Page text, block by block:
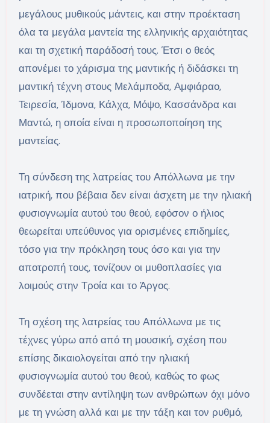
μεγάλους μυθικούς μάντεις, και στην προέκταση
όλα τα μεγάλα μαντεία της ελληνικής αρχαιότητας
και τη σχετική παράδοσή τους. Έτσι ο θεός
απονέμει το χάρισμα της μαντικής ή διδάσκει τη
μαντική τέχνη στους Μελάμποδα, Αμφιάραο,
Τειρεσία, Ίδμονα, Κάλχα, Μόψο, Κασσάνδρα και
Μαντώ, η οποία είναι η προσωποποίηση της
μαντείας.
Τη σύνδεση της λατρείας του Απόλλωνα με την
ιατρική, που βέβαια δεν είναι άσχετη με την ηλιακή
φυσιογνωμία αυτού του θεού, εφόσον ο ήλιος
θεωρείται υπεύθυνος για ορισμένες επιδημίες,
τόσο για την πρόκληση τους όσο και για την
αποτροπή τους, τονίζουν οι μυθοπλασίες για
λοιμούς στην Τροία και το Άργος.
Τη σχέση της λατρείας του Απόλλωνα με τις
τέχνες γύρω από από τη μουσική, σχέση που
επίσης δικαιολογείται από την ηλιακή
φυσιογνωμία αυτού του θεού, καθώς το φως
συνδέεται στην αντίληψη των ανθρώπων όχι μόνο
με τη γνώση αλλά και με την τάξη και τον ρυθμό,